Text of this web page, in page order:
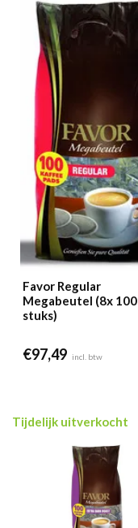
Favor Regular
Megabeutel (8x 100
stuks)
€97,49 incl. btw
Tijdelijk uitverkocht